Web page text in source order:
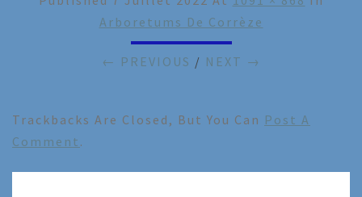
Arboretums De Corrèze
← PREVIOUS / NEXT →
Trackbacks Are Closed, But You Can Post A
Comment .